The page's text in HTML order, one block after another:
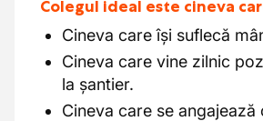
Colegul ideal este cineva
Cineva care își suflecă
Cineva care vine zilnic
la șantier.
Cineva care se angajează